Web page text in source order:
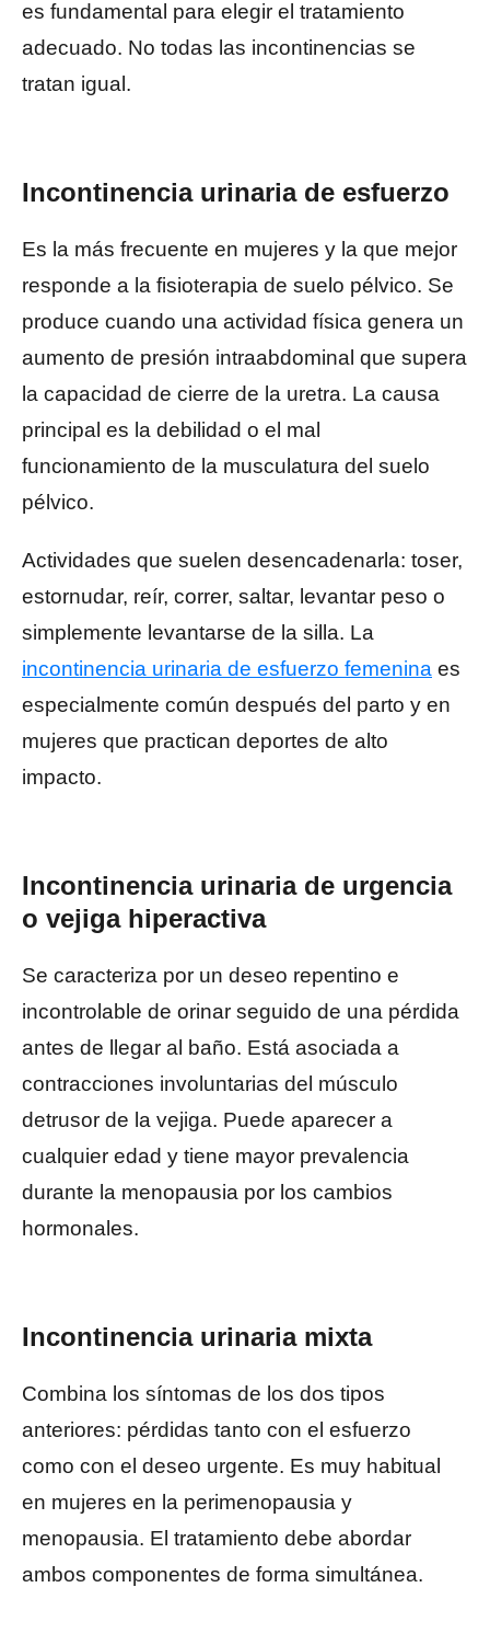
es fundamental para elegir el tratamiento
adecuado. No todas las incontinencias se
tratan igual.
Incontinencia urinaria de esfuerzo
Es la más frecuente en mujeres y la que mejor
responde a la fisioterapia de suelo pélvico. Se
produce cuando una actividad física genera un
aumento de presión intraabdominal que supera
la capacidad de cierre de la uretra. La causa
principal es la debilidad o el mal
funcionamiento de la musculatura del suelo
pélvico.
Actividades que suelen desencadenarla: toser,
estornudar, reír, correr, saltar, levantar peso o
simplemente levantarse de la silla. La
incontinencia urinaria de esfuerzo femenina es
especialmente común después del parto y en
mujeres que practican deportes de alto
impacto.
Incontinencia urinaria de urgencia
o vejiga hiperactiva
Se caracteriza por un deseo repentino e
incontrolable de orinar seguido de una pérdida
antes de llegar al baño. Está asociada a
contracciones involuntarias del músculo
detrusor de la vejiga. Puede aparecer a
cualquier edad y tiene mayor prevalencia
durante la menopausia por los cambios
hormonales.
Incontinencia urinaria mixta
Combina los síntomas de los dos tipos
anteriores: pérdidas tanto con el esfuerzo
como con el deseo urgente. Es muy habitual
en mujeres en la perimenopausia y
menopausia. El tratamiento debe abordar
ambos componentes de forma simultánea.